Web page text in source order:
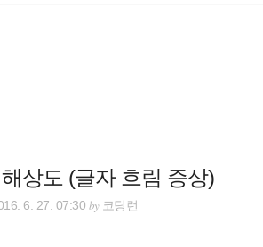
상도 (글자 흐림 증상)
6. 27. 07:30 by코딩런